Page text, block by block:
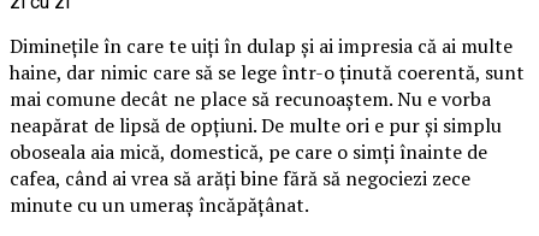
Diminețile în care te uiți în dulap și ai impresia că ai multe
haine, dar nimic care să se lege într-o ținută coerentă, sunt
mai comune decât ne place să recunoaștem. Nu e vorba
neapărat de lipsă de opțiuni. De multe ori e pur și simplu
oboseala aia mică, domestică, pe care o simți înainte de
cafea, când ai vrea să arăți bine fără să negociezi zece
minute cu un umeraș încăpățânat.